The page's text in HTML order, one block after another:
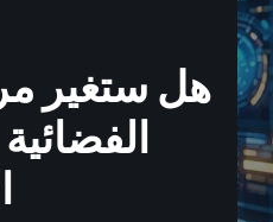
هل ستغير